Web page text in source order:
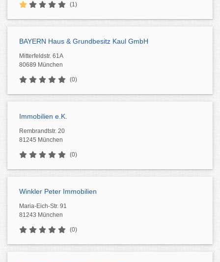
(1)
BAYERN Haus & Grundbesitz Kaul GmbH
Mitterfeldstr. 61A
80689 München
(0)
Immobilien e.K.
Rembrandtstr. 20
81245 München
(0)
Winkler Peter Immobilien
Maria-Eich-Str. 91
81243 München
(0)